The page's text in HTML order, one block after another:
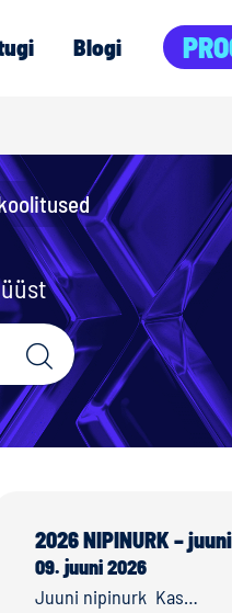
Blogi
2026 NIPINURK – juuni
09. juuni 2026
Juuni nipinurk Kas…